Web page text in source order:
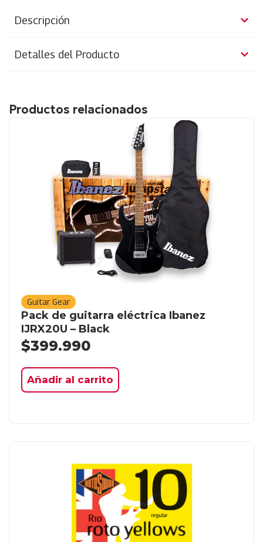
Descripción
Detalles del Producto
Productos relacionados
Guitar Gear
Pack de guitarra eléctrica Ibanez
IJRX20U – Black
$399.990
Añadir al carrito